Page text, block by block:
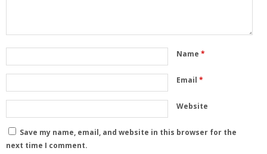
Name *
Email *
Website
Save my name, email, and website in this browser for the
next time I comment.